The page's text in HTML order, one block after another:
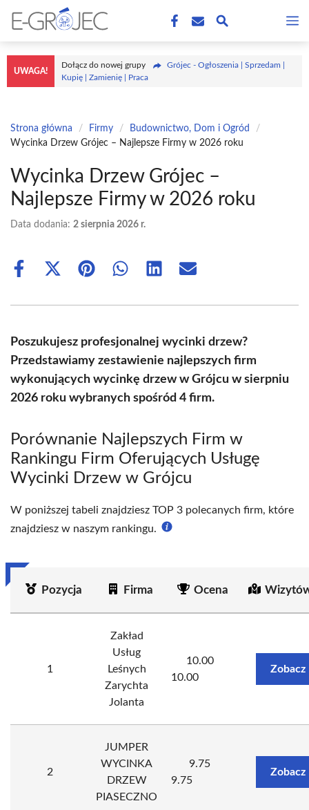
treści
UWAGA!
Dołącz do nowej grupy
Grójec - Ogłoszenia | Sprzedam |
Kupię | Zamienię | Praca
Strona główna / Firmy / Budownictwo, Dom i Ogród
/
Wycinka Drzew Grójec – Najlepsze Firmy w 2026 roku
Wycinka Drzew Grójec –
Najlepsze Firmy w 2026 roku
Data dodania: 2 sierpnia 2026 r.
Share
Share
(Twitter)
Share Share Share Share
Poszukujesz profesjonalnej wycinki drzew?
Przedstawiamy zestawienie najlepszych firm
wykonujących wycinkę drzew w Grójcu w sierpniu
2026 roku wybranych spośród 4 firm.
Porównanie Najlepszych Firm w
Rankingu Firm Oferujących Usługę
Wycinki Drzew w Grójcu
W poniższej tabeli znajdziesz TOP 3 polecanych firm, które
znajdziesz w naszym rankingu.
Pozycja Firma Ocena
1
Zakład
Usług
Leśnych
Zarychta
Jolanta
10.00
10.00
Zobacz
2
JUMPER
WYCINKA
DRZEW
PIASECZNO
9.75
9.75
Zobacz